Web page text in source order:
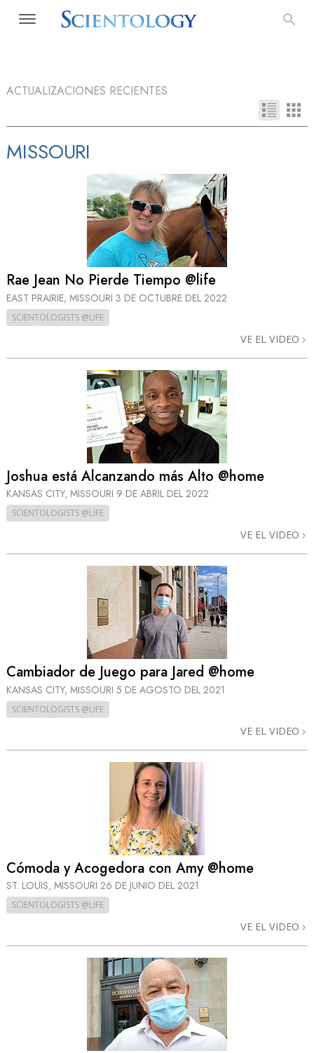
ACTUALIZACIONES RECIENTES
MISSOURI
Rae Jean No Pierde Tiempo @life
EAST PRAIRIE, MISSOURI 3 DE OCTUBRE DEL 2022
SCIENTOLOGISTS @LIFE
VE EL VIDEO
Joshua está Alcanzando más Alto @home
KANSAS CITY, MISSOURI 9 DE ABRIL DEL 2022
SCIENTOLOGISTS @LIFE
VE EL VIDEO
Cambiador de Juego para Jared @home
KANSAS CITY, MISSOURI 5 DE AGOSTO DEL 2021
SCIENTOLOGISTS @LIFE
VE EL VIDEO
Cómoda y Acogedora con Amy @home
ST. LOUIS, MISSOURI 26 DE JUNIO DEL 2021
SCIENTOLOGISTS @LIFE
VE EL VIDEO